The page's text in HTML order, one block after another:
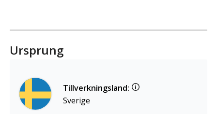
Ursprung
Tillverkningsland:
Sverige